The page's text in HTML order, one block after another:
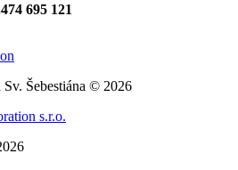
695 121
Šebestiána © 2026
s.r.o.